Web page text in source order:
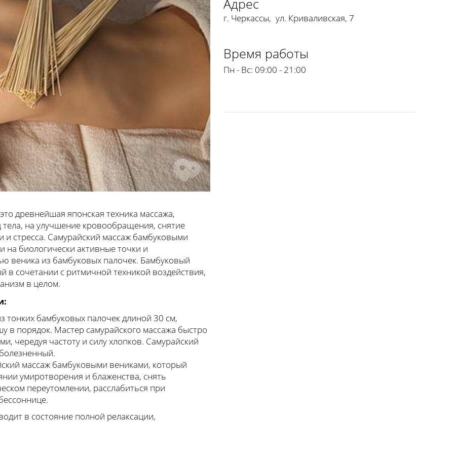
древнейшая японская техника массажа,
на улучшение кровообращения, снятие
стресса. Самурайский массаж бамбуковыми
на биологически активные точки и
веника из бамбуковых палочек. Бамбуковый
в сочетании с ритмичной техникой воздействия,
в целом.
тонких бамбуковых палочек длиной 30 см,
в порядок. Мастер самурайского массажа быстро
чередуя частоту и силу хлопков. Самурайский
массаж бамбуковыми вениками, который
умиротворения и блаженства, снять
переутомлении, расслабиться при
в состояние полной релаксации,
Адрес
г. Черкассы, ул. Криваливская, 7
Время работы
Пн - Вс: 09:00 - 21:00